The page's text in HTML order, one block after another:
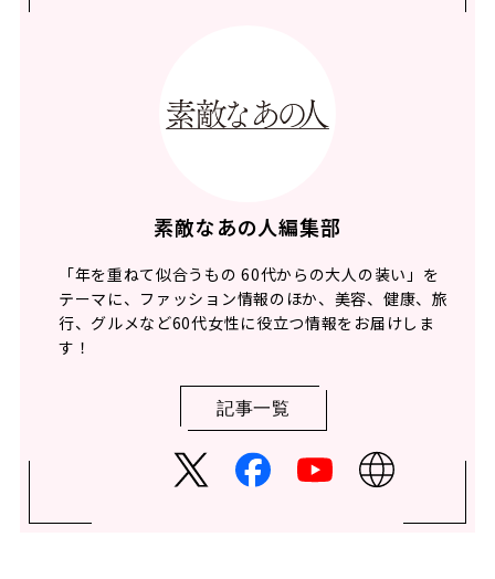
素敵なあの人編集部
「年を重ねて似合うもの 60代からの大人の装い」を
テーマに、ファッション情報のほか、美容、健康、旅
行、グルメなど60代女性に役立つ情報をお届けしま
す！
記事一覧